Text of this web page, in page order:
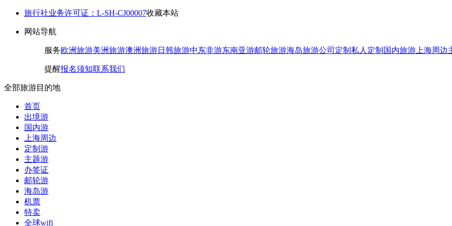
旅行社业务许可证：L-SH-CJ00007收藏本站
网站导航
服务欧洲旅游美洲旅游澳洲旅游日韩旅游中东非游东南亚游邮轮旅游海岛旅游公司定制 私人定制 国内旅游 上海周边
提醒报名须知联系我们
全部旅游目的地
首页
出境游
国内游
上海周边
定制游
主题游
办签证
邮轮游
海岛游
机票
特卖
全球wifi